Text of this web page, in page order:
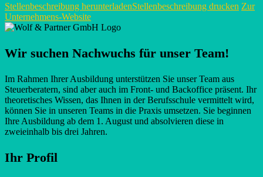
Stellenbeschreibung herunterladenStellenbeschreibung drucken Zur
Unternehmens-Website
Wir suchen Nachwuchs für unser Team!
Im Rahmen Ihrer Ausbildung unterstützen Sie unser Team aus
Steuerberatern, sind aber auch im Front- und Backoffice präsent. Ihr
theoretisches Wissen, das Ihnen in der Berufsschule vermittelt wird,
können Sie in unseren Teams in die Praxis umsetzen. Sie beginnen
Ihre Ausbildung ab dem 1. August und absolvieren diese in
zweieinhalb bis drei Jahren.
Ihr Profil